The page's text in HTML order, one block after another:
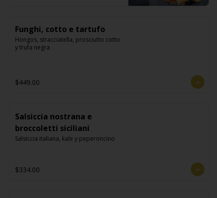
Funghi, cotto e tartufo
Hongos, stracciatella, prosciutto cotto
y trufa negra
$449.00
Salsiccia nostrana e
broccoletti siciliani
Salsiccia italiana, kale y peperoncino
$334.00